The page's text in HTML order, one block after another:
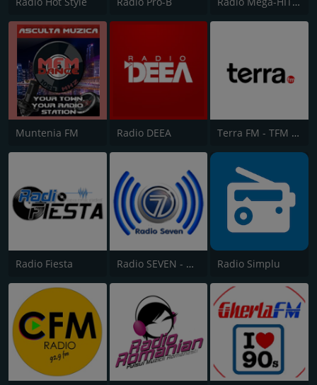
Muntenia FM Radio DEEA Terra FM - TFM Dance
Radio Fiesta Radio SEVEN - Dance Hit Radio Simplu